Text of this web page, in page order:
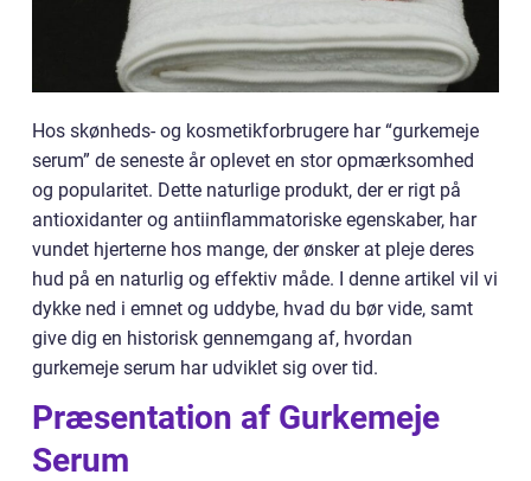
Hos skønheds- og kosmetikforbrugere har “gurkemeje
serum” de seneste år oplevet en stor opmærksomhed
og popularitet. Dette naturlige produkt, der er rigt på
antioxidanter og antiinflammatoriske egenskaber, har
vundet hjerterne hos mange, der ønsker at pleje deres
hud på en naturlig og effektiv måde. I denne artikel vil vi
dykke ned i emnet og uddybe, hvad du bør vide, samt
give dig en historisk gennemgang af, hvordan
gurkemeje serum har udviklet sig over tid.
Præsentation af Gurkemeje
Serum